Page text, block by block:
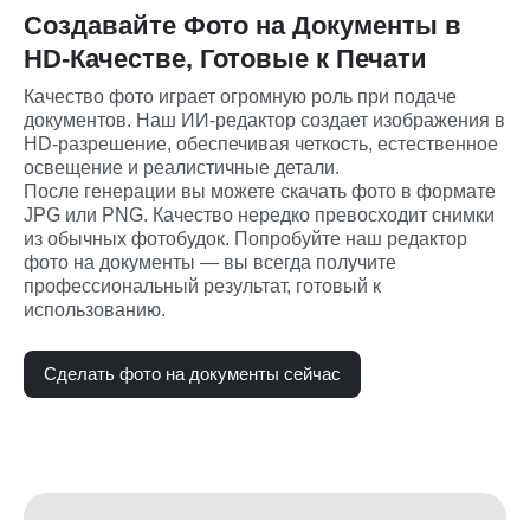
Создавайте Фото на Документы в
HD-Качестве, Готовые к Печати
Качество фото играет огромную роль при подаче
документов. Наш ИИ-редактор создает изображения в
HD-разрешение, обеспечивая четкость, естественное
освещение и реалистичные детали.
После генерации вы можете скачать фото в формате
JPG или PNG. Качество нередко превосходит снимки
из обычных фотобудок. Попробуйте наш редактор
фото на документы — вы всегда получите
профессиональный результат, готовый к
использованию.
Сделать фото на документы сейчас